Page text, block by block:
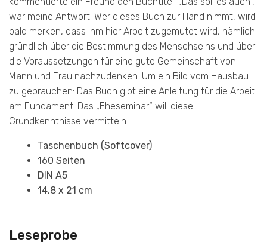
war meine Antwort. Wer dieses Buch zur Hand nimmt, wird
bald merken, dass ihm hier Arbeit zugemutet wird, nämlich
gründlich über die Bestimmung des Menschseins und über
die Vo­raussetzungen für eine gute Gemeinschaft von
Mann und Frau nachzudenken. Um ein Bild vom Hausbau
zu gebrauchen: Das Buch gibt eine Anleitung für die Arbeit
am Fundament. Das „Ehe­seminar“ will diese
Grundkenntnisse vermitteln.
Taschenbuch (Softcover)
160 Seiten
DIN A5
14,8 x 21 cm
Leseprobe